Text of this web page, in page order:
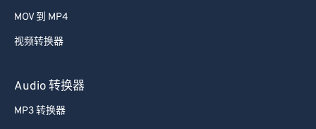
MOV 到 MP4
视频转换器
Audio 转换器
MP3 转换器